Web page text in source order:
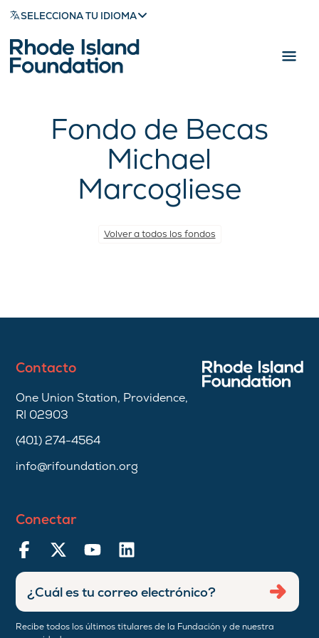
SELECCIONA TU IDIOMA
Fondo de Becas
Michael
Marcogliese
Volver a todos los fondos
Contacto
One Union Station, Providence,
RI 02903
(401) 274-4564
info@rifoundation.org
Conectar
Recibe todos los últimos titulares de la Fundación y de nuestra
Ingresar
dirección
de
correo
Enviar